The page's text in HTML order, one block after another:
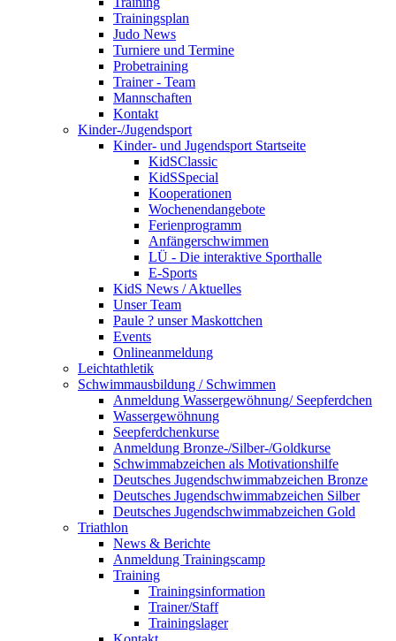
Trainingsplan
Judo News
Turniere und Termine
Probetraining
Trainer - Team
Mannschaften
Kontakt
Kinder-/Jugendsport
Kinder- und Jugendsport Startseite
KidSClassic
KidSSpecial
Kooperationen
Wochenendangebote
Ferienprogramm
Anfängerschwimmen
LÜ - Die interaktive Sporthalle
E-Sports
KidS News / Aktuelles
Unser Team
Paule ? unser Maskottchen
Events
Onlineanmeldung
Leichtathletik
Schwimmausbildung / Schwimmen
Anmeldung Wassergewöhnung/ Seepferdchen
Wassergewöhnung
Seepferdchenkurse
Anmeldung Bronze-/Silber-/Goldkurse
Schwimmabzeichen als Motivationshilfe
Deutsches Jugendschwimmabzeichen Bronze
Deutsches Jugendschwimmabzeichen Silber
Deutsches Jugendschwimmabzeichen Gold
Triathlon
News & Berichte
Anmeldung Trainingscamp
Training
Trainingsinformation
Trainer/Staff
Trainingslager